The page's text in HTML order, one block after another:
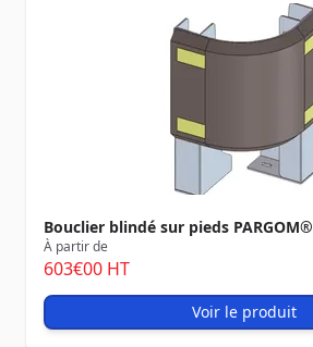
Bouclier blindé sur pieds PARGOM®
À partir de
603€00 HT
Voir le produit